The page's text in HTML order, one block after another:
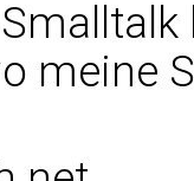
meine